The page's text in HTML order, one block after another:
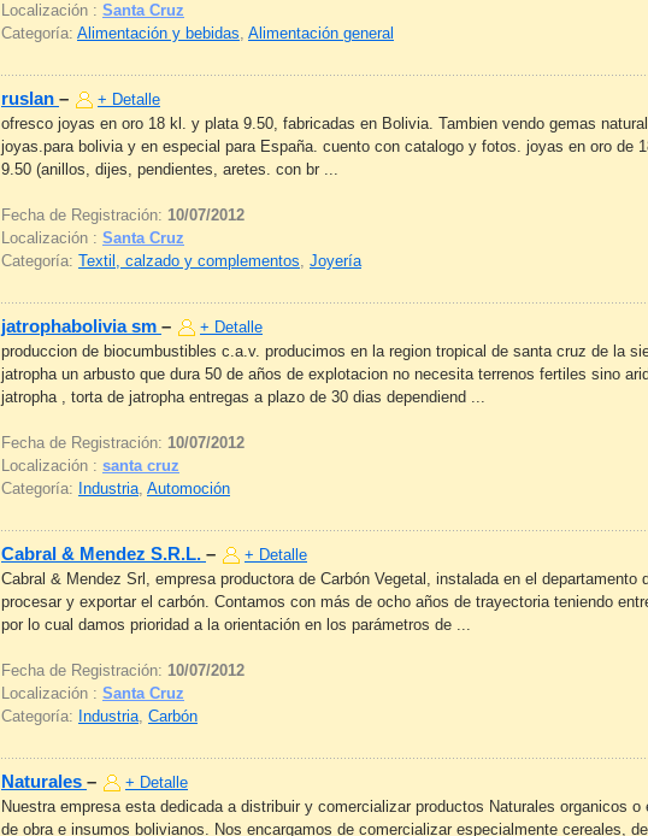
Localización : Santa Cruz
Categoría: Alimentación y bebidas, Alimentación general
ruslan –
+ Detalle
ofresco joyas en oro 18 kl. y plata 9.50, fabricadas en Bolivia. Tambien vendo gemas
joyas.para bolivia y en especial para España. cuento con catalogo y fotos. joyas en oro de
9.50 (anillos, dijes, pendientes, aretes. con br ...
Fecha de Registración: 10/07/2012
Localización : Santa Cruz
Categoría: Textil, calzado y complementos, Joyería
jatrophabolivia sm –
+ Detalle
produccion de biocumbustibles c.a.v. producimos en la region tropical de santa cruz de la
jatropha un arbusto que dura 50 de años de explotacion no necesita terrenos fertiles sino
jatropha , torta de jatropha entregas a plazo de 30 dias dependiend ...
Fecha de Registración: 10/07/2012
Localización : santa cruz
Categoría: Industria, Automoción
Cabral & Mendez S.R.L. –
+ Detalle
Cabral & Mendez Srl, empresa productora de Carbón Vegetal, instalada en el
procesar y exportar el carbón. Contamos con más de ocho años de trayectoria teniendo
por lo cual damos prioridad a la orientación en los parámetros de ...
Fecha de Registración: 10/07/2012
Localización : Santa Cruz
Categoría: Industria, Carbón
Naturales –
+ Detalle
Nuestra empresa esta dedicada a distribuir y comercializar productos Naturales organicos
de obra e insumos bolivianos. Nos encargamos de comercializar especialmente cereales,